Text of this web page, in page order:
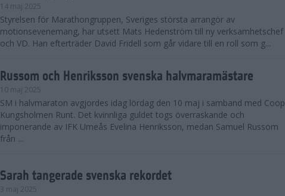
14 maj 2025
Styrelsen för Marathongruppen, Sveriges största arrangör av
motionsevenemang, har utsett Mats Hedenström till ny verksamhetschef
och VD. Han efterträder David Fridell som går vidare till en roll som g...
Russom och Henriksson svenska halvmaramästare
10 maj 2025
SM i halvmaraton avgjordes idag lördag den 10 maj i samband med Coop
Kungsholmen Runt. Det kvinnliga guldet togs överraskande och
imponerande av IFK Umeås Evelina Henriksson, medan Samuel Russom
från ...
Sarah tangerade svenska rekordet
3 maj 2025